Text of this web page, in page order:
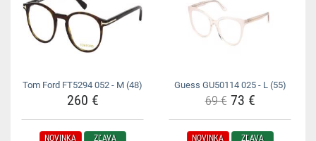
Tom Ford FT5294 052 - M (48)
260 €
Guess GU50114 025 - L (55)
69 €73 €
NOVINKA ZĽAVA NOVINKA ZĽAVA